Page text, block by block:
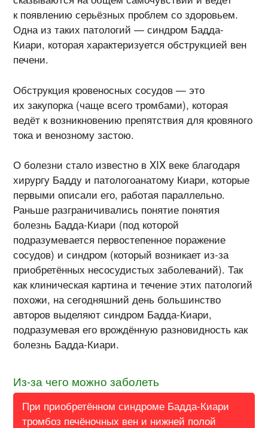
к появлению серьёзных проблем со здоровьем.
Одна из таких патологий — синдром Бадда-
Киари, которая характеризуется обструкцией вен
печени.
Обструкция кровеносных сосудов — это
их закупорка (чаще всего тромбами), которая
ведёт к возникновению препятствия для кровяного
тока и венозному застою.
О болезни стало известно в XIX веке благодаря
хирургу Бадду и патологоанатому Киари, которые
первыми описали его, работая параллельно.
Раньше разграничивались понятие понятия
болезнь Бадда-Киари (под которой
подразумевается первостепенное поражение
сосудов) и синдром (который возникает из-за
приобретённых несосудистых заболеваний). Так
как клиническая картина и течение этих патологий
похожи, на сегодняшний день большинство
авторов выделяют синдром Бадда-Киари,
подразумевая его врождённую разновидность как
болезнь Бадда-Киари.
Из-за чего можно заболеть
При приобретённом синдроме Бадда-Киари
тромбоз печёночных вен и нижней полой